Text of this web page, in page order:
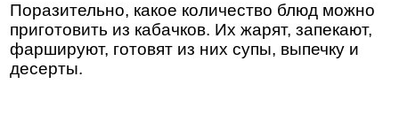
Поразительно, какое количество блюд можно
приготовить из кабачков. Их жарят, запекают,
фаршируют, готовят из них супы, выпечку и
десерты.